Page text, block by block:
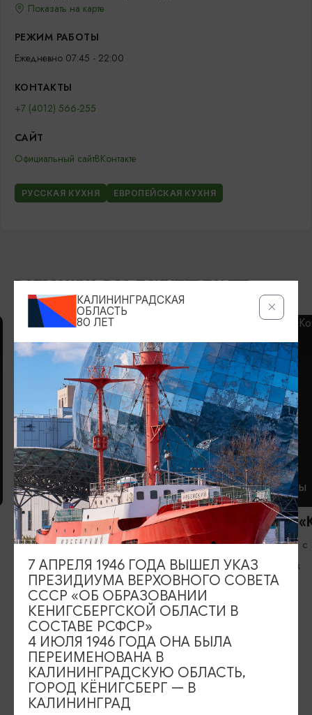
Показать на карте
РЕЖИМ РАБОТЫ
Ежедневно 07:45 - 22:00
КОНТАКТЫ
+7 (4012) 566-255
САЙТ
Официальный сайтВКонтакте
РУССКАЯ КУХНЯ ЕВРОПЕЙСКАЯ КУХНЯ
КАФЕ
Кафе «Чулан»
Вс-Пт: 11:00-21:00, Сб: 13:00-21:00
Правдинск
РЕСТОРАНЫ
Ресторан
Ежедневно
Черняховск
ИЩИТЕ ТАКЖЕ НА НАШЕМ САЙТЕ
Серебряное ожерелье
КАЛИНИНГРАДСКАЯ
ОБЛАСТЬ
80 ЛЕТ
7 АПРЕЛЯ 1946 ГОДА ВЫШЕЛ УКАЗ
ПРЕЗИДИУМА ВЕРХОВНОГО СОВЕТА
СССР «ОБ ОБРАЗОВАНИИ
КЕНИГСБЕРГСКОЙ ОБЛАСТИ В
СОСТАВЕ РСФСР»
4 ИЮЛЯ 1946 ГОДА ОНА БЫЛА
ПЕРЕИМЕНОВАНА В
КАЛИНИНГРАДСКУЮ ОБЛАСТЬ,
ГОРОД КЁНИГСБЕРГ — В
КАЛИНИНГРАД